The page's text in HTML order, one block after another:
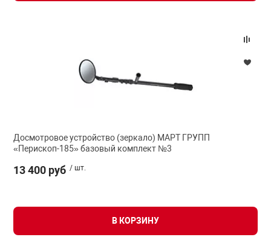
Досмотровое устройство (зеркало) МАРТ ГРУПП
«Перископ-185» базовый комплект №3
13 400 руб / шт.
В КОРЗИНУ